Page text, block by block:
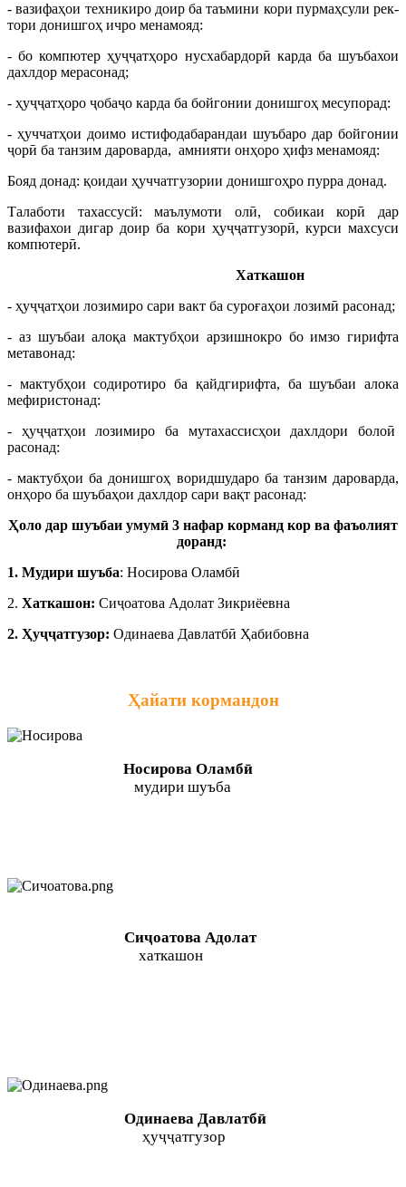
- вазифаҳои техникиро доир ба таъмини кори пурмаҳсули рек­
тори донишгоҳ ичро менамояд:
- бо компютер ҳуҷҷатҳоро нусхабардорӣ карда ба шуъбахои
дахлдор мерасонад;
- ҳуҷҷатҳоро ҷобаҷо карда ба бойгонии донишгоҳ месупорад:
- ҳуччатҳои доимо истифодабарандаи шуъбаро дар бойгонии
ҷорӣ ба танзим дароварда, амнияти онҳоро ҳифз менамояд:
Бояд донад: қоидаи ҳуччатгузории донишгоҳро пурра донад.
Талаботи тахассусй: маълумоти олӣ, собикаи корӣ дар
вазифахои дигар доир ба кори ҳуҷҷатгузорӣ, курси махсуси
компютерӣ.
Хаткашон
- ҳуҷҷатҳои лозимиро сари вакт ба суроғаҳои лозимӣ расонад;
- аз шуъбаи алоқа мактубҳои арзишнокро бо имзо гирифта
метавонад:
- мактубҳои содиротиро ба қайдгирифта, ба шуъбаи алока
мефиристонад:
- ҳуҷҷатҳои лозимиро ба мутахассисҳои дахлдори болоӣ
расонад:
- мактубҳои ба донишгоҳ воридшударо ба танзим дароварда,
онҳоро ба шуъбаҳои дахлдор сари вақт расонад:
Ҳоло дар шуъбаи умумӣ 3 нафар корманд кор ва фаъолият
доранд:
1. Мудири шуъба: Носирова Оламбӣ
2. Хаткашон: Сиҷоатова Адолат Зикриёевна
2. Ҳуҷҷатгузор: Одинаева Давлатбӣ Ҳабибовна
Ҳайати кормандон
Носирова Оламбӣ
мудири шуъба
Сиҷоатова Адолат
хаткашон
Одинаева Давлатбӣ
ҳуҷҷатгузор